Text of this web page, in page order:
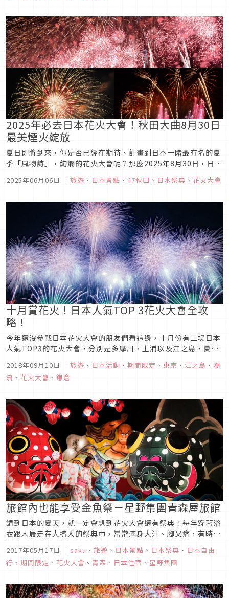
2025年必去日本花火大會！秋田大曲8月30日
最美煙火綻放
夏日即將到來，你是否已經在期待、計畫到日本一睹最有名的夏
季「風物詩」，絢爛的花火大會呢？那麼2025年8月30日，日本
秋田縣大曲花火大會就不容錯過啦！尤其有特色的是，在這能觀
賞到直徑約達500m的大球煙花。若能親眼目睹綻放於夜空的壯
2025年06月06日 ｜ 旅遊 、 日本景點 、 47秋田 、 日本祭典 、 花火大會
十月賞花火！日本人氣TOP 3花火大會全攻
略！
今年還沒參戰日本花火大會的朋友們看這邊，十月份有三場日本
人氣TOP3的花火大會，分別是多摩川、土浦以及江之島，夏天
人心目中前三名的花火大會介紹吧！
2018年09月10日 ｜ 旅遊 、 日本活動 、 期間限定 、 東京 、 江之島 、 潮
流 、 花火大會 、 鎌倉
旅館內也能享受金魚祭－星野集團青森屋旅館
講到日本的夏天，就一定會想到花火大會還有祭典！每年穿著浴
衣跟木屐走在人擠人的祭典中，常常滿身大汗、腳又痛，有時還
擠人，也不用怕風吹日曬雨打，只需待在旅館就可以盡情地享受
完整的祭典活動！
2017年05月17日 ｜ saku 、 旅遊 、 日本景點 、 日本祭典 、 日本自由
行 、 期間限定 、 花火大會 、 青森 、 日本住宿 、 星野集團